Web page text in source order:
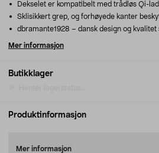
Butikklager
Dekselet er kompatibelt med trådløs Qi-
Sklisikkert grep, og forhøyede kanter
dbramante1928 – dansk design og kvalitet
Mer informasjon
Produktinformasjon
Mer informasjon